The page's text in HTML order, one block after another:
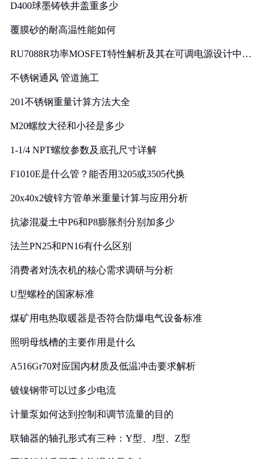
D400球墨铸铁井盖重多少
覆膜砂的耐高温性能如何
RU7088R功率MOSFET特性解析及其在可调电源设计中的
不锈钢通风 管道施工
201不锈钢重量计算方法大全
M20螺纹大径和小径是多少
1-1/4 NPT螺纹参数及底孔尺寸详解
F1010E是什么管？能否用3205或3505代换
20x40x2镀锌方管单米重量计算与应用分析
抗渗混凝土中P6和P8膨胀剂分别加多少
法兰PN25和PN16有什么区别
消费者对洗衣机的核心需求调研与分析
U型螺栓的国家标准
煤矿用电热取暖器是否符合防爆电气设备标准
照明母线槽的主要作用是什么
A516Gr70对应国内材质及低温冲击要求解析
镀镍钢带可以过多少电流
计量泵如何达到控制和调节流量的目的
联轴器的轴孔形式有三种：Y型、J型、Z型